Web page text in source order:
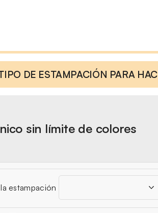
DE ESTAMPACIÓN PARA
sin límite de colores
estampación